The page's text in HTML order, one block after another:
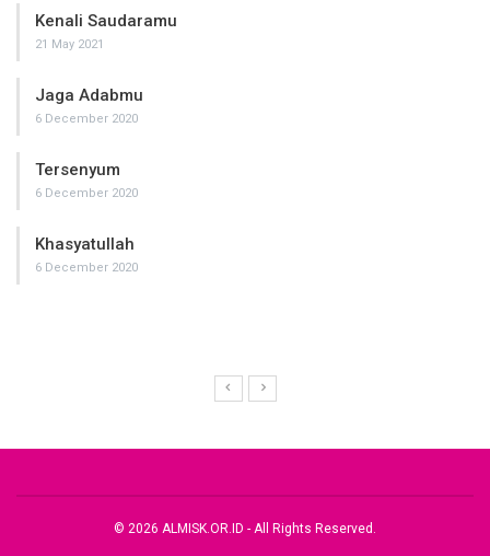
Kenali Saudaramu
21 May 2021
Jaga Adabmu
6 December 2020
Tersenyum
6 December 2020
Khasyatullah
6 December 2020
© 2026 ALMISK.OR.ID - All Rights Reserved.